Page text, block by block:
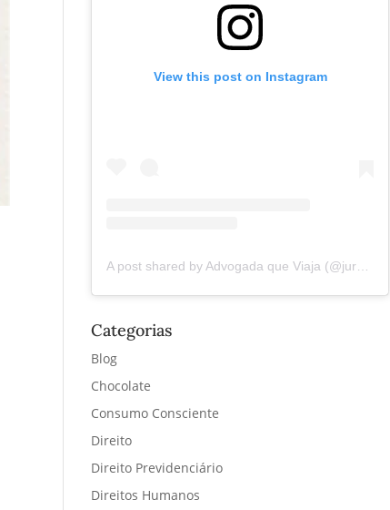
View this post on Instagram
A post shared by Advogada que Viaja (@juremacintra)
Categorias
Blog
Chocolate
Consumo Consciente
Direito
Direito Previdenciário
Direitos Humanos